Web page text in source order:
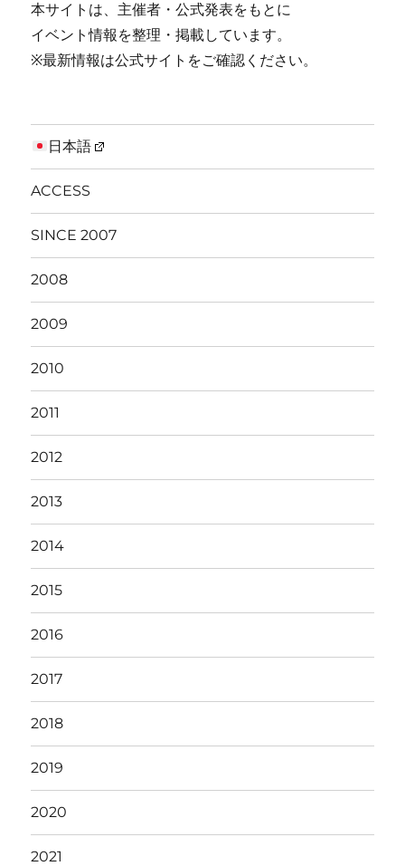
本サイトは、主催者・公式発表をもとに
イベント情報を整理・掲載しています。
※最新情報は公式サイトをご確認ください。
日本語
ACCESS
SINCE 2007
2008
2009
2010
2011
2012
2013
2014
2015
2016
2017
2018
2019
2020
2021